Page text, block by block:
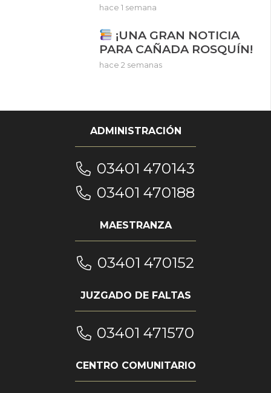
hace 1 semana
¡UNA GRAN NOTICIA
PARA CAÑADA ROSQUÍN!
hace 2 semanas
ADMINISTRACIÓN
03401 470143
03401 470188
MAESTRANZA
03401 470152
JUZGADO DE FALTAS
03401 471570
CENTRO COMUNITARIO